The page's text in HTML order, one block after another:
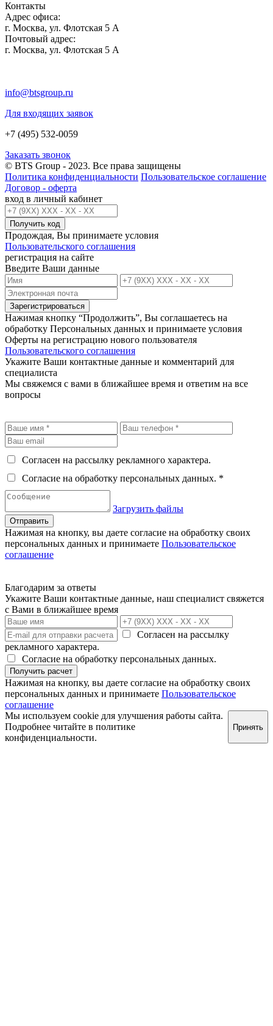
Контакты
Адрес офиса:
г. Москва, ул. Флотская 5 А
Почтовый адрес:
г. Москва, ул. Флотская 5 А
info@btsgroup.ru
Для входящих заявок
+7 (495) 532-0059
Заказать звонок
© BTS Group - 2023. Все права защищены
Политика конфиденциальности Пользовательское соглашение
Договор - оферта
вход в личный кабинет
Получить код
Продождая, Вы принимаете условия
Пользовательского соглашения
регистрация на сайте
Введите Ваши данные
Зарегистрироваться
Нажимая кнопку “Продолжить”, Вы соглашаетесь на
обработку Персональных данных и принимаете условия
Оферты на регистрацию нового пользователя
Пользовательского соглашения
Укажите Ваши контактные данные и комментарий для
специалиста
Мы свяжемся с вами в ближайшее время и ответим на все
вопросы
Согласен на рассылку рекламного характера.
Согласие на обработку персональных данных. *
Загрузить файлы
Отправить
Нажимая на кнопку, вы даете согласие на обработку своих
персональных данных и принимаете Пользовательское
соглашение
Благодарим за ответы
Укажите Ваши контактные данные, наш специалист свяжется
с Вами в ближайшее время
Согласен на рассылку
рекламного характера.
Согласие на обработку персональных данных.
Получить расчет
Нажимая на кнопку, вы даете согласие на обработку своих
персональных данных и принимаете Пользовательское
соглашение
Мы используем cookie для улучшения работы сайта.
Подробнее читайте в политике
конфиденциальности.
Принять